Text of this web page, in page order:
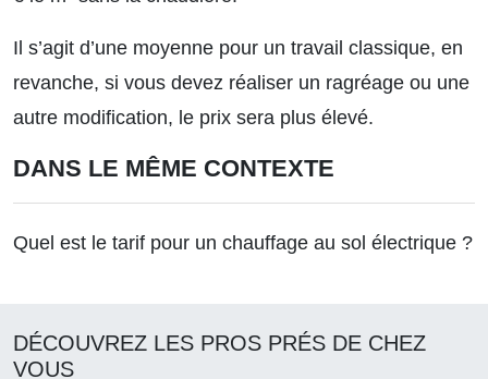
Il s’agit d’une moyenne pour un travail classique, en
revanche, si vous devez réaliser un ragréage ou une
autre modification, le prix sera plus élevé.
DANS LE MÊME CONTEXTE
Quel est le tarif pour un chauffage au sol électrique ?
DÉCOUVREZ LES PROS PRÉS DE CHEZ
VOUS